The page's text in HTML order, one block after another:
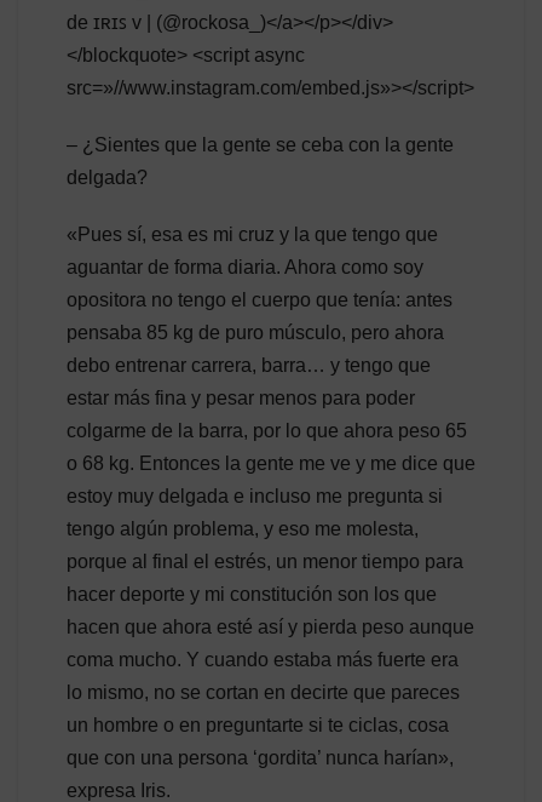
de ɪʀɪꜱ ᴠ | (@rockosa_)</a></p></div>
</blockquote> <script async
src=»//www.instagram.com/embed.js»></script>
– ¿Sientes que la gente se ceba con la gente
delgada?
«Pues sí, esa es mi cruz y la que tengo que
aguantar de forma diaria. Ahora como soy
opositora no tengo el cuerpo que tenía: antes
pensaba 85 kg de puro músculo, pero ahora
debo entrenar carrera, barra… y tengo que
estar más fina y pesar menos para poder
colgarme de la barra, por lo que ahora peso 65
o 68 kg. Entonces la gente me ve y me dice que
estoy muy delgada e incluso me pregunta si
tengo algún problema, y eso me molesta,
porque al final el estrés, un menor tiempo para
hacer deporte y mi constitución son los que
hacen que ahora esté así y pierda peso aunque
coma mucho. Y cuando estaba más fuerte era
lo mismo, no se cortan en decirte que pareces
un hombre o en preguntarte si te ciclas, cosa
que con una persona ‘gordita’ nunca harían»,
expresa Iris.